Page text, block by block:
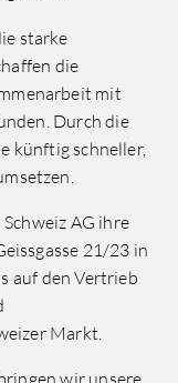
starke
die
mit
Durch die
künftig schneller,
AG ihre
21/23 in
auf den Vertrieb
Markt.
wir unsere